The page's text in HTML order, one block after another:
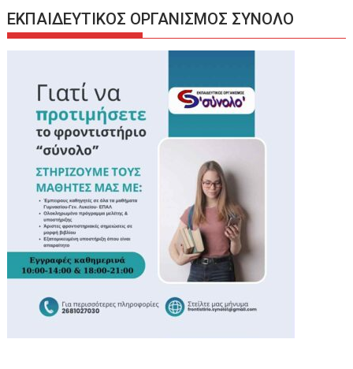
ΕΚΠΑΙΔΕΥΤΙΚΟΣ ΟΡΓΑΝΙΣΜΟΣ ΣΥΝΟΛΟ